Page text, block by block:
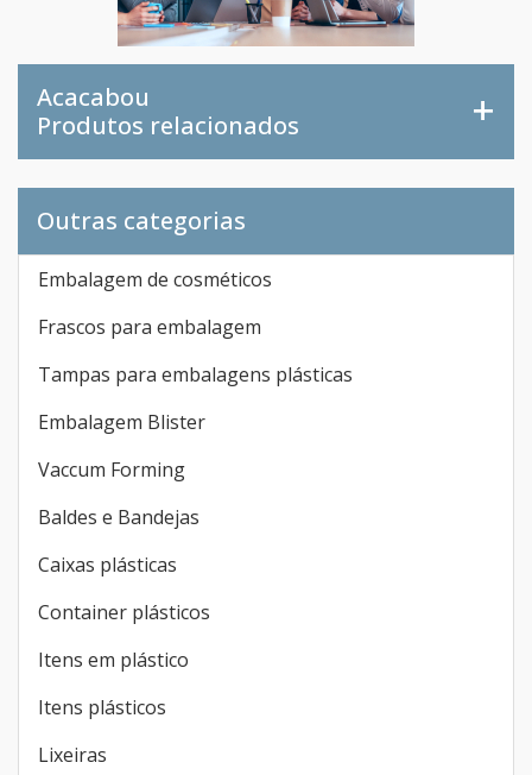
Acacabou
Produtos relacionados
Outras categorias
Embalagem de cosméticos
Frascos para embalagem
Tampas para embalagens plásticas
Embalagem Blister
Vaccum Forming
Baldes e Bandejas
Caixas plásticas
Container plásticos
Itens em plástico
Itens plásticos
Lixeiras